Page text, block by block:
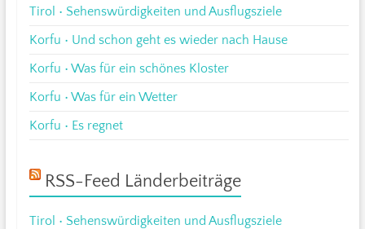
Tirol • Sehenswürdigkeiten und Ausflugsziele
Korfu • Und schon geht es wieder nach Hause
Korfu • Was für ein schönes Kloster
Korfu • Was für ein Wetter
Korfu • Es regnet
RSS-Feed Länderbeiträge
Tirol • Sehenswürdigkeiten und Ausflugsziele